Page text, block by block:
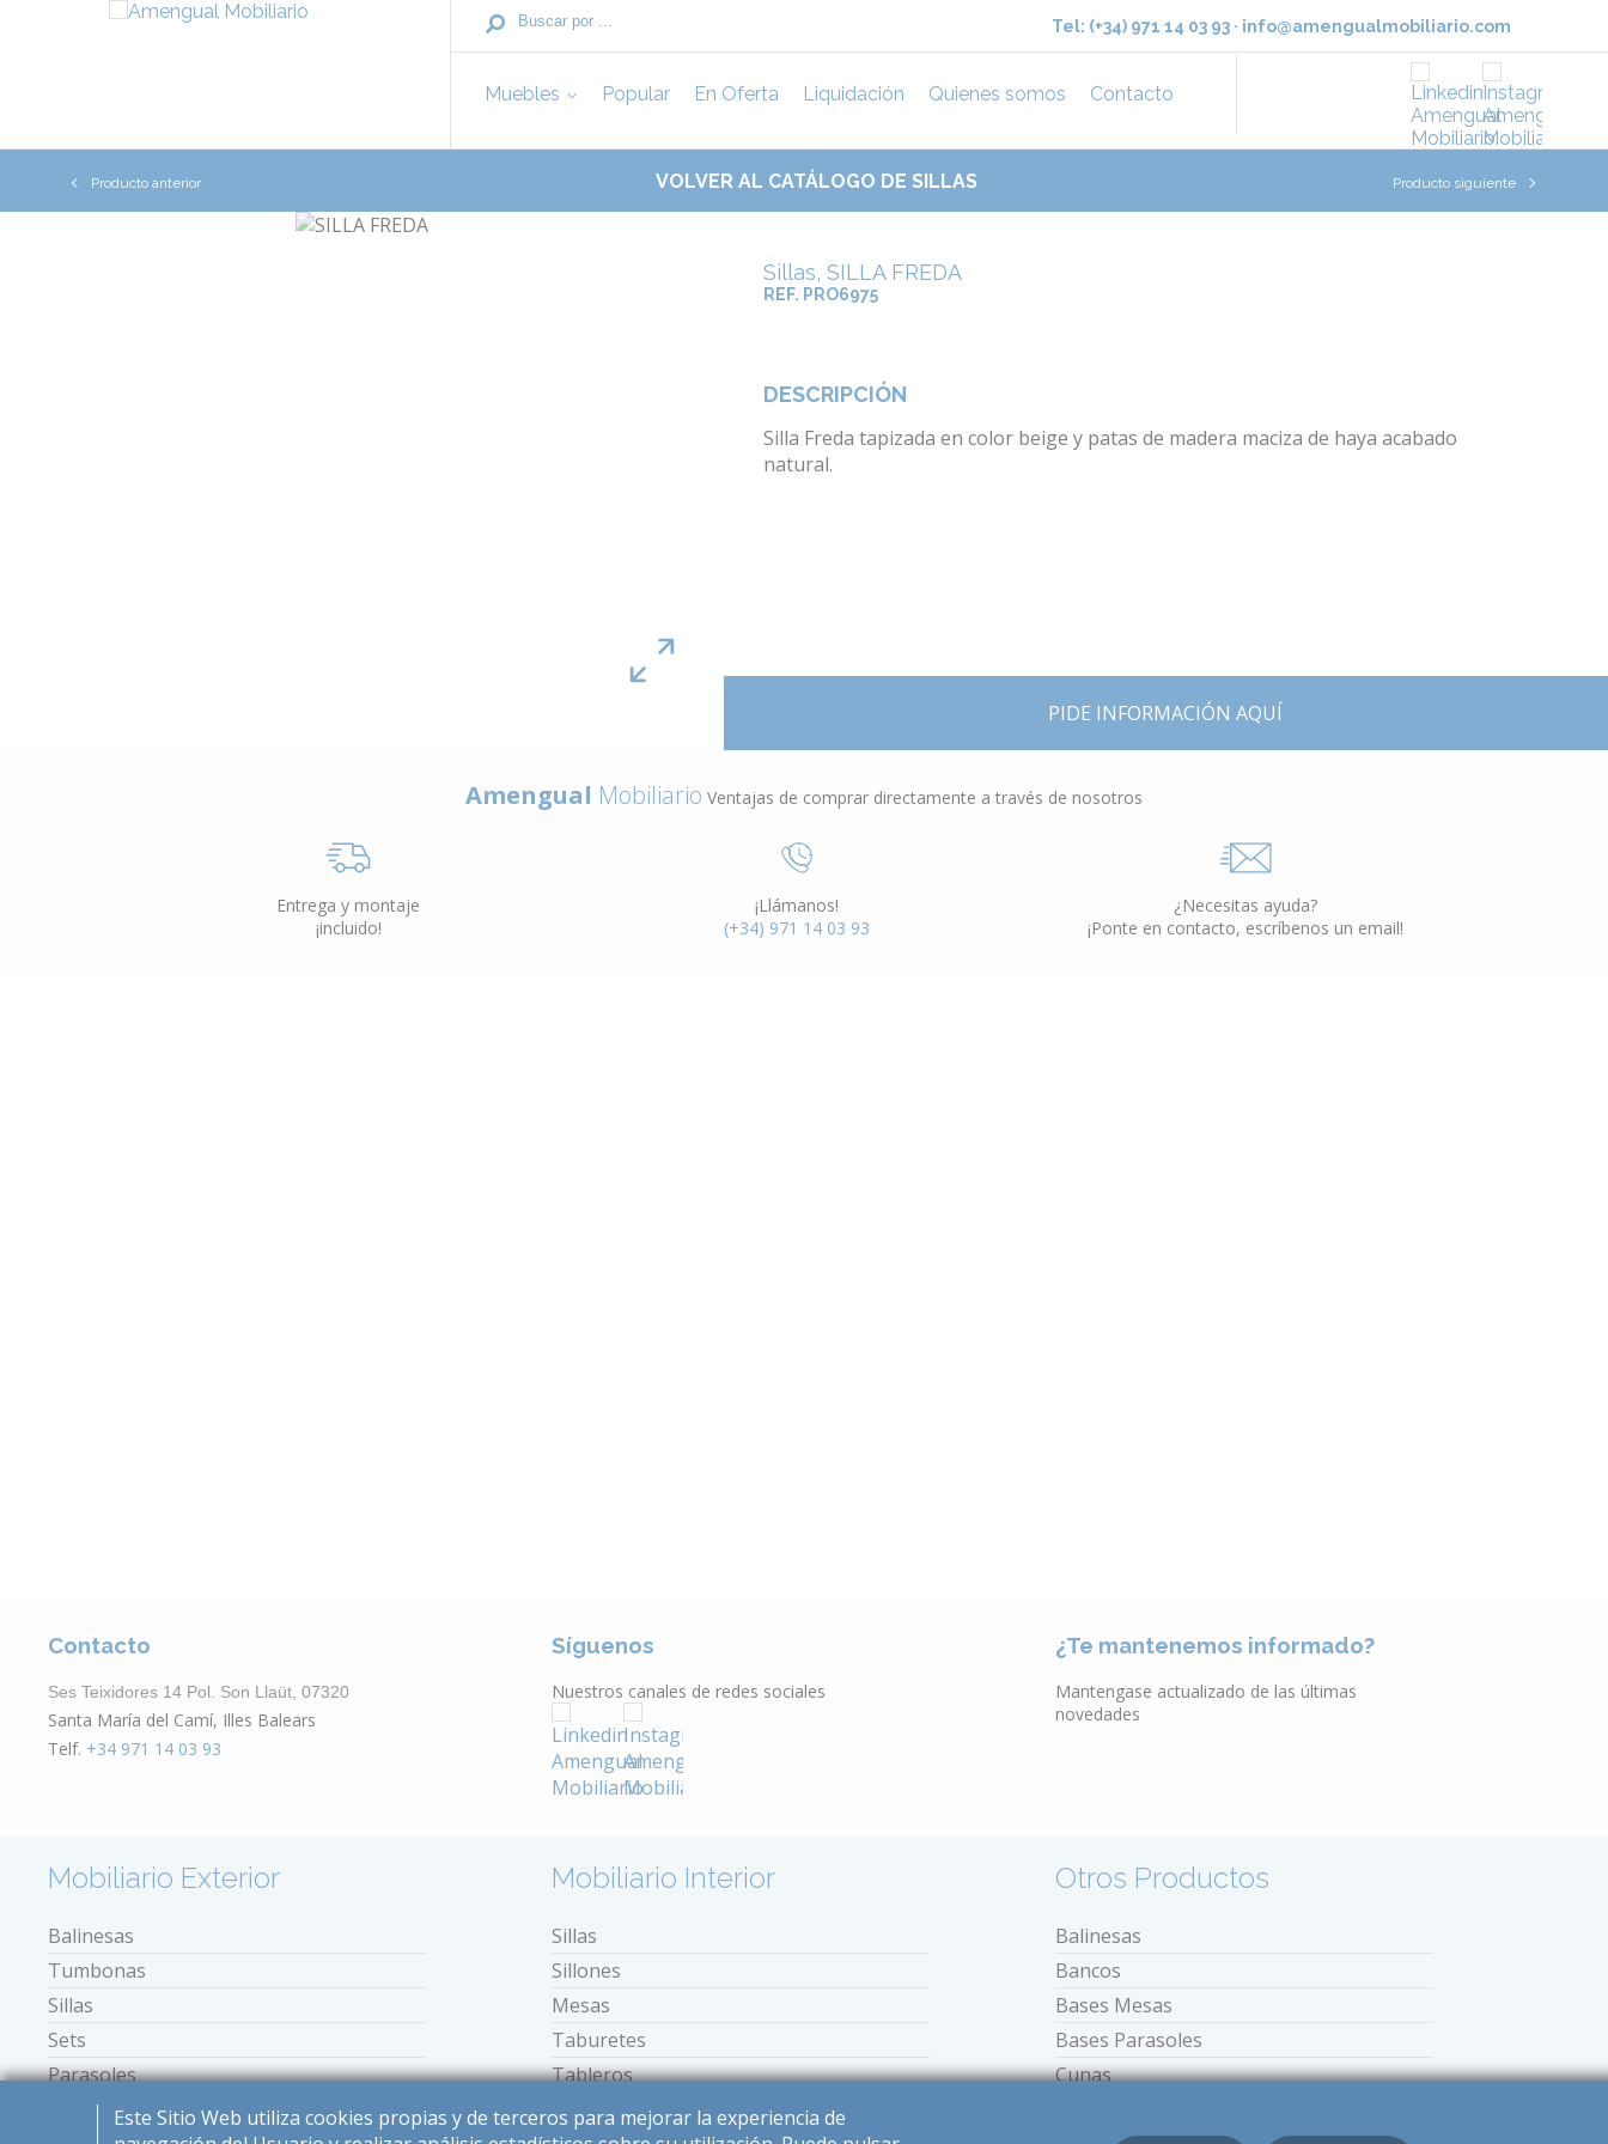
Tel: (+34) 971 14 03 93 · info@amengualmobiliario.com
Muebles Popular En Oferta Liquidación Quienes somos Contacto
Producto anterior VOLVER AL CATÁLOGO DE SILLAS Producto siguiente
Sillas, SILLA FREDA
REF. PRO6975
DESCRIPCIÓN
Silla Freda tapizada en color beige y patas de madera maciza de haya acabado
natural.
PIDE INFORMACIÓN AQUÍ
Amengual Mobiliario Ventajas de comprar directamente a través de nosotros
Entrega y montaje
¡incluido!
¡Llámanos!
(+34) 971 14 03 93
¿Necesitas ayuda?
¡Ponte en contacto, escríbenos un email!
Contacto
Ses Teixidores 14 Pol. Son Llaüt, 07320
Santa María del Camí, Illes Balears
Telf. +34 971 14 03 93
Síguenos
Nuestros canales de redes sociales
¿Te mantenemos informado?
Mantengase actualizado de las últimas
novedades
Mobiliario Exterior
Balinesas
Tumbonas
Sillas
Sets
Parasoles
Mini tumbonas
Mobiliario Interior
Sillas
Sillones
Mesas
Taburetes
Tableros
Bancos
Otros Productos
Balinesas
Bancos
Bases Mesas
Bases Parasoles
Cunas
Este Sitio Web utiliza cookies propias y de terceros para mejorar la experiencia de